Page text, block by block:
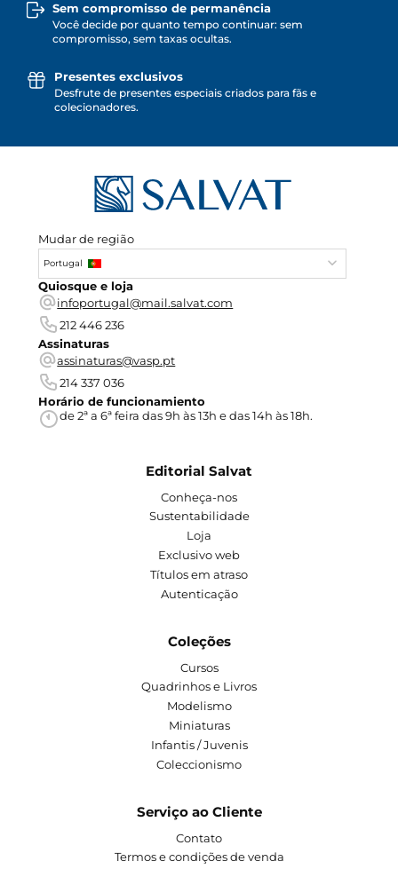
Sem compromisso de permanência
Você decide por quanto tempo continuar: sem
compromisso, sem taxas ocultas.
Presentes exclusivos
Desfrute de presentes especiais criados para fãs e
colecionadores.
Mudar de região
Portugal
Quiosque e loja
infoportugal@mail.salvat.com
212 446 236
Assinaturas
assinaturas@vasp.pt
214 337 036
Horário de funcionamiento
de 2ª a 6ª feira das 9h às 13h e das 14h às 18h.
Editorial Salvat
Conheça-nos
Sustentabilidade
Loja
Exclusivo web
Títulos em atraso
Autenticação
Coleções
Cursos
Quadrinhos e Livros
Modelismo
Miniaturas
Infantis / Juvenis
Coleccionismo
Serviço ao Cliente
Contato
Termos e condições de venda